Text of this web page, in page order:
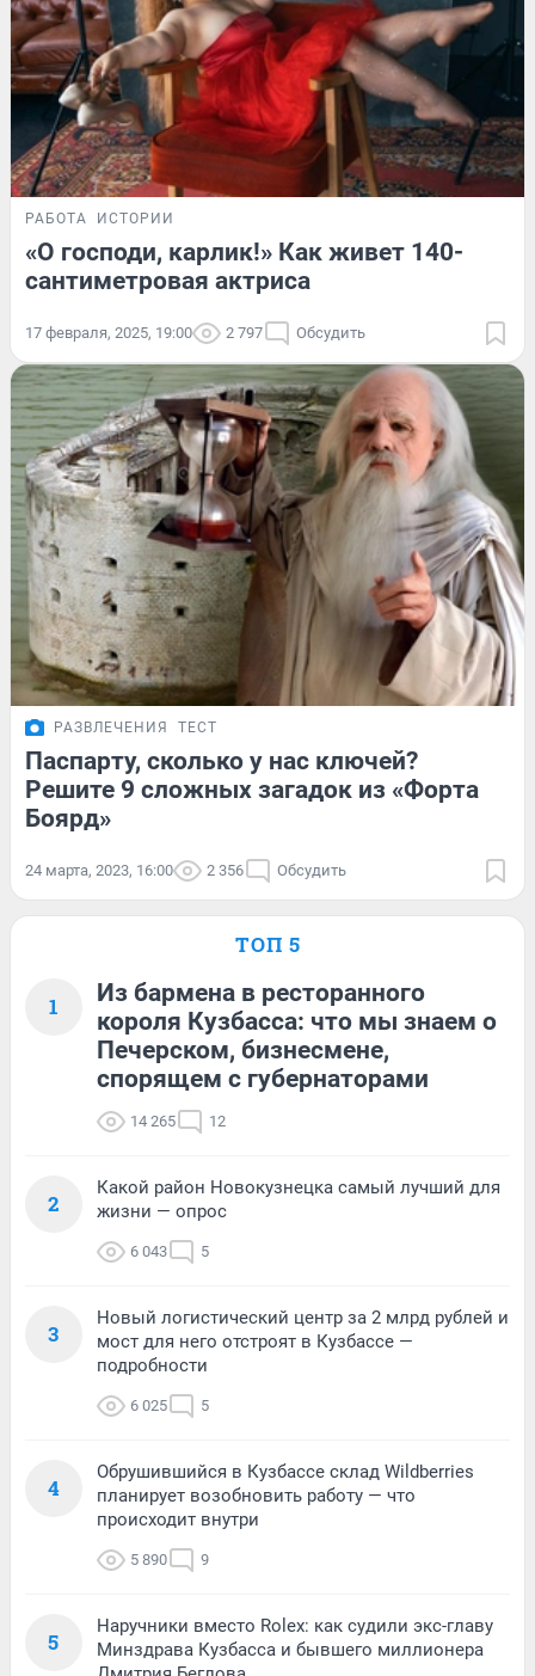
РАБОТА ИСТОРИИ
«О господи, карлик!» Как живет 140-
сантиметровая актриса
17 февраля, 2025, 19:00 2 797 Обсудить
РАЗВЛЕЧЕНИЯ ТЕСТ
Паспарту, сколько у нас ключей?
Решите 9 сложных загадок из «Форта
Боярд»
24 марта, 2023, 16:00 2 356 Обсудить
ТОП 5
1
Из бармена в ресторанного
короля Кузбасса: что мы знаем о
Печерском, бизнесмене,
спорящем с губернаторами
14 265 12
2
Какой район Новокузнецка самый лучший для
жизни — опрос
6 043 5
3
Новый логистический центр за 2 млрд рублей и
мост для него отстроят в Кузбассе —
подробности
6 025 5
4
Обрушившийся в Кузбассе склад Wildberries
планирует возобновить работу — что
происходит внутри
5 890 9
5
Наручники вместо Rolex: как судили экс-главу
Минздрава Кузбасса и бывшего миллионера